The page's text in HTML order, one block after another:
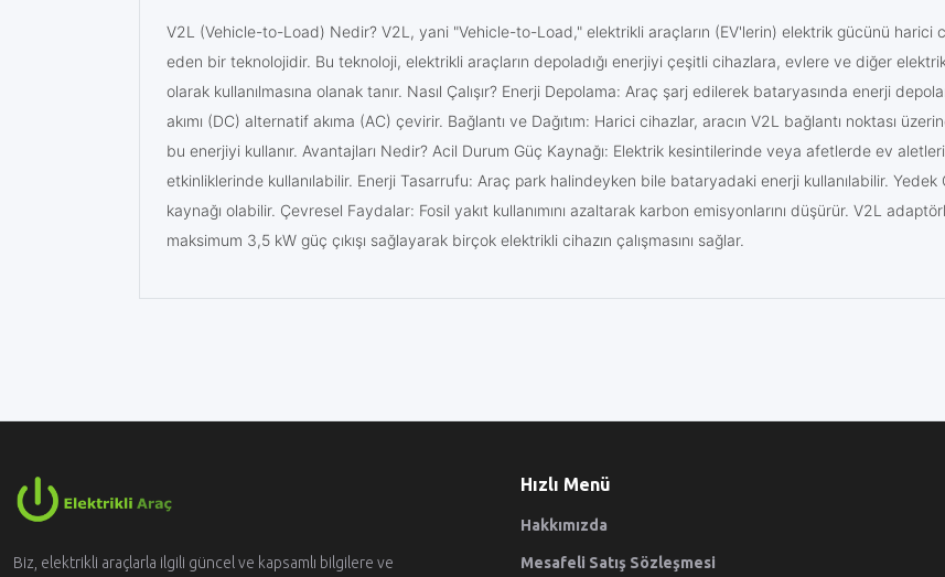
V2L (Vehicle-to-Load) Nedir? V2L, yani "Vehicle-to-Load," elektrikli araçların (EV'lerin) elektrik gücünü
eden bir teknolojidir. Bu teknoloji, elektrikli araçların depoladığı enerjiyi çeşitli cihazlara, evlere ve diğer
olarak kullanılmasına olanak tanır. Nasıl Çalışır? Enerji Depolama: Araç şarj edilerek bataryasında enerji
akımı (DC) alternatif akıma (AC) çevirir. Bağlantı ve Dağıtım: Harici cihazlar, aracın V2L bağlantı noktası
bu enerjiyi kullanır. Avantajları Nedir? Acil Durum Güç Kaynağı: Elektrik kesintilerinde veya afetlerde ev
etkinliklerinde kullanılabilir. Enerji Tasarrufu: Araç park halindeyken bile bataryadaki enerji kullanılabilir.
kaynağı olabilir. Çevresel Faydalar: Fosil yakıt kullanımını azaltarak karbon emisyonlarını düşürür. V2L
maksimum 3,5 kW güç çıkışı sağlayarak birçok elektrikli cihazın çalışmasını sağlar.
Biz, elektrikli araçlarla ilgili güncel ve kapsamlı bilgilere ve
Hızlı Menü
Hakkımızda
Mesafeli Satış Sözleşmesi